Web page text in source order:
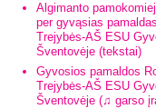
Algimanto
per gyvąsias
Trejybės-AŠ ESU
Šventovėje (tekstai)
Gyvosios pamaldos
Trejybės-AŠ ESU
Šventovėje (♫ garso